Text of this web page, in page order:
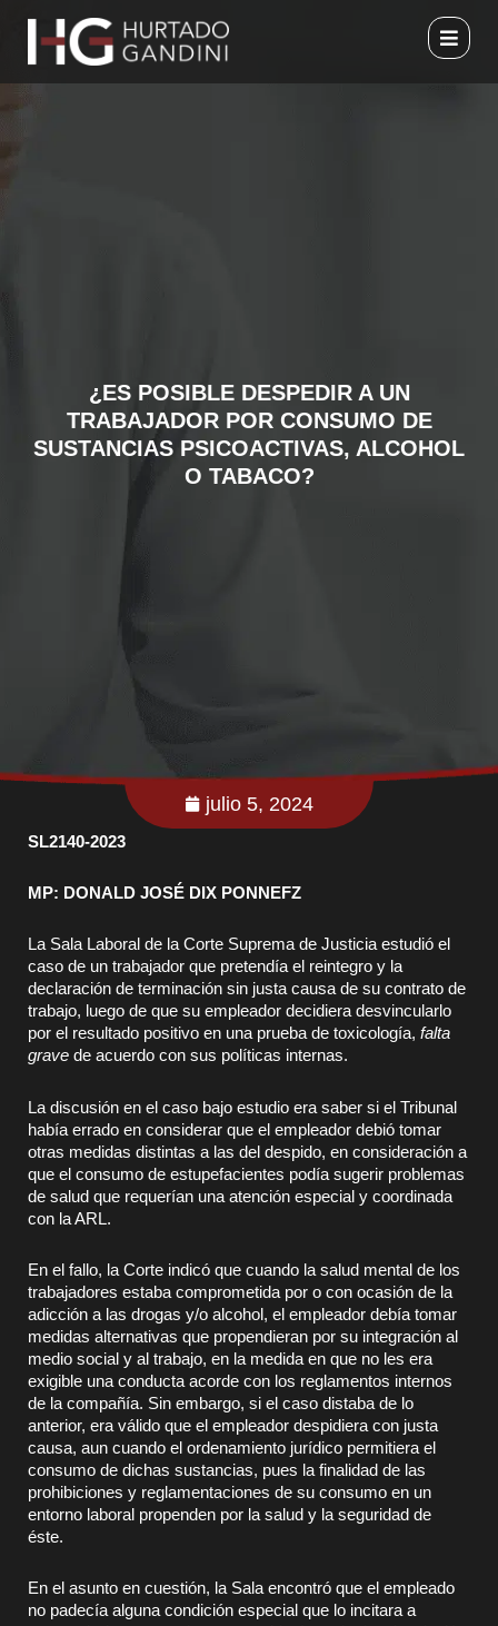
contenido
¿ES POSIBLE DESPEDIR A UN
TRABAJADOR POR CONSUMO DE
SUSTANCIAS PSICOACTIVAS, ALCOHOL
O TABACO?
julio 5, 2024
SL2140-2023
MP: DONALD JOSÉ DIX PONNEFZ
La Sala Laboral de la Corte Suprema de Justicia estudió el
caso de un trabajador que pretendía el reintegro y la
declaración de terminación sin justa causa de su contrato de
trabajo, luego de que su empleador decidiera desvincularlo
por el resultado positivo en una prueba de toxicología, falta
grave de acuerdo con sus políticas internas.
La discusión en el caso bajo estudio era saber si el Tribunal
había errado en considerar que el empleador debió tomar
otras medidas distintas a las del despido, en consideración a
que el consumo de estupefacientes podía sugerir problemas
de salud que requerían una atención especial y coordinada
con la ARL.
En el fallo, la Corte indicó que cuando la salud mental de los
trabajadores estaba comprometida por o con ocasión de la
adicción a las drogas y/o alcohol, el empleador debía tomar
medidas alternativas que propendieran por su integración al
medio social y al trabajo, en la medida en que no les era
exigible una conducta acorde con los reglamentos internos
de la compañía. Sin embargo, si el caso distaba de lo
anterior, era válido que el empleador despidiera con justa
causa, aun cuando el ordenamiento jurídico permitiera el
consumo de dichas sustancias, pues la finalidad de las
prohibiciones y reglamentaciones de su consumo en un
entorno laboral propenden por la salud y la seguridad de
éste.
En el asunto en cuestión, la Sala encontró que el empleado
no padecía alguna condición especial que lo incitara a